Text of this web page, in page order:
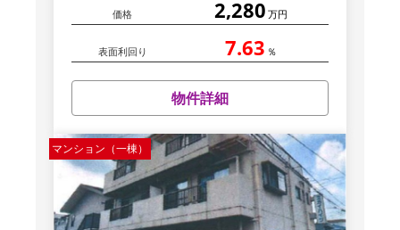
価格 2,280 万円
表面利回り 7.63 ％
物件詳細
マンション（一棟）